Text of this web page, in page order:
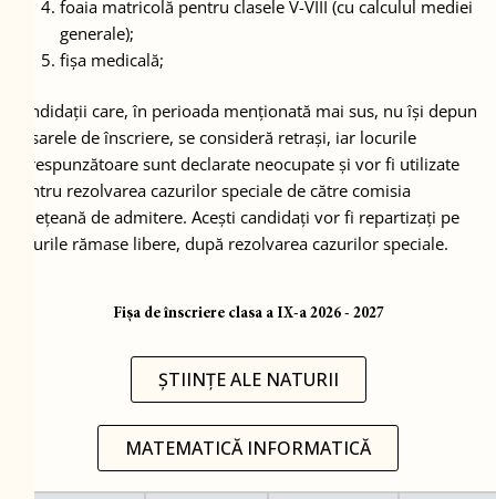
foaia matricolă pentru clasele V-VIII (cu calculul mediei
generale);
fișa medicală;
Candidații care, în perioada menționată mai sus, nu își depun
dosarele de înscriere, se consideră retrași, iar locurile
corespunzătoare sunt declarate neocupate și vor fi utilizate
pentru rezolvarea cazurilor speciale de către comisia
județeană de admitere. Acești candidați vor fi repartizați pe
locurile rămase libere, după rezolvarea cazurilor speciale.
Fișa de înscriere clasa a IX-a 2026 - 2027
ȘTIINȚE ALE NATURII
MATEMATICĂ INFORMATICĂ